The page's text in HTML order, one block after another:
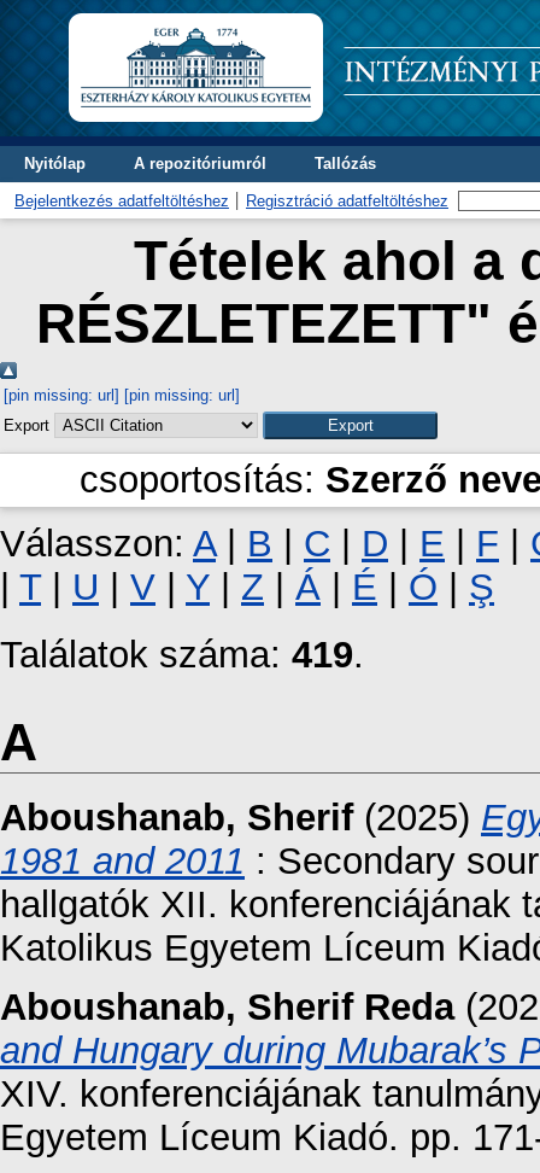
Nyitólap A repozitóriumról Tallózás
Bejelentkezés adatfeltöltéshez Regisztráció adatfeltöltéshez
Tételek ahol a
RÉSZLETEZETT"
[pin missing: url] [pin missing: url]
Export
csoportosítás: Szerző
Válasszon: A| B C D E F
T| U V Y Z Á É Ó
Ş
Találatok száma: 419.
A
Aboushanab, Sherif(2025)
1981 and 2011 : Secondary
hallgatók XII. konferenciájának
Katolikus Egyetem Líceum
Aboushanab, Sherif Reda
and Hungary during Mubarak’s
XIV. konferenciájának
Egyetem Líceum Kiadó. pp.